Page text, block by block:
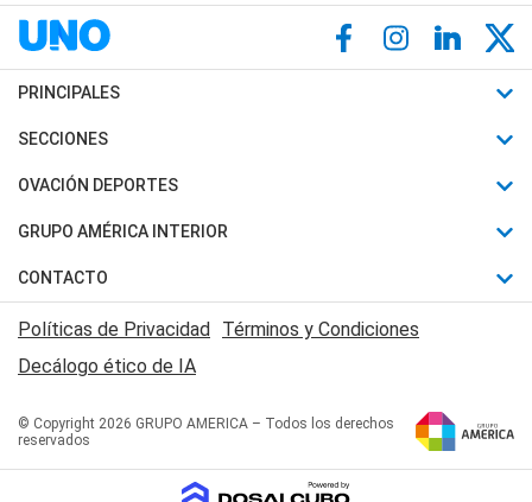
PRINCIPALES
Últimas Noticias
Política
Judiciales
Economia
SECCIONES
Horóscopo
Motores
Trucos caseros
Series y Películas
Edictos y Solicitadas
OVACIÓN DEPORTES
Fútbol
Mundial
Automovilismo
Rugby
Básquet
GRUPO AMÉRICA INTERIOR
Canal 7 en Vivo
San Juan 8
CONTACTO
Acerca de Nosotros
Contactanos
Políticas de Privacidad Términos y Condiciones
Decálogo ético de IA
© Copyright 2026 GRUPO AMERICA – Todos los derechos
reservados